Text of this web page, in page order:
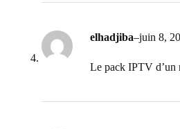
elhadjiba–juin 8,
Le pack IPTV d’un